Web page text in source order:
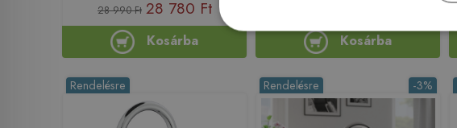
28 990 Ft 28 780 Ft
Kosárba Kosárba
Rendelésre -3%
Rendelésre